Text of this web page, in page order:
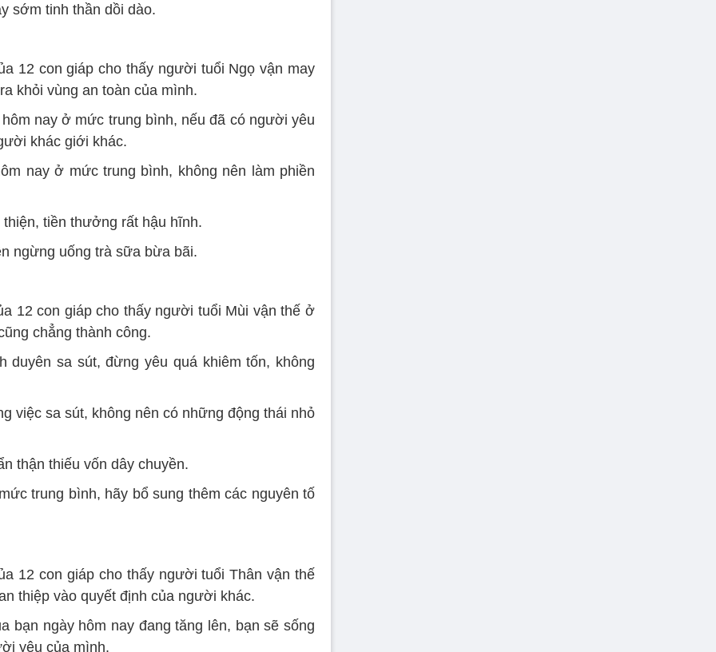
sớm tinh thần dồi dào.
12 con giáp cho thấy người tuổi Ngọ vận may
khỏi vùng an toàn của mình.
nay ở mức trung bình, nếu đã có người yêu
khác giới khác.
nay ở mức trung bình, không nên làm phiền
tiền thưởng rất hậu hĩnh.
ngừng uống trà sữa bừa bãi.
12 con giáp cho thấy người tuổi Mùi vận thế ở
chẳng thành công.
duyên sa sút, đừng yêu quá khiêm tốn, không
việc sa sút, không nên có những động thái nhỏ
thận thiếu vốn dây chuyền.
trung bình, hãy bổ sung thêm các nguyên tố
12 con giáp cho thấy người tuổi Thân vận thế
thiệp vào quyết định của người khác.
bạn ngày hôm nay đang tăng lên, bạn sẽ sống
yêu của mình.